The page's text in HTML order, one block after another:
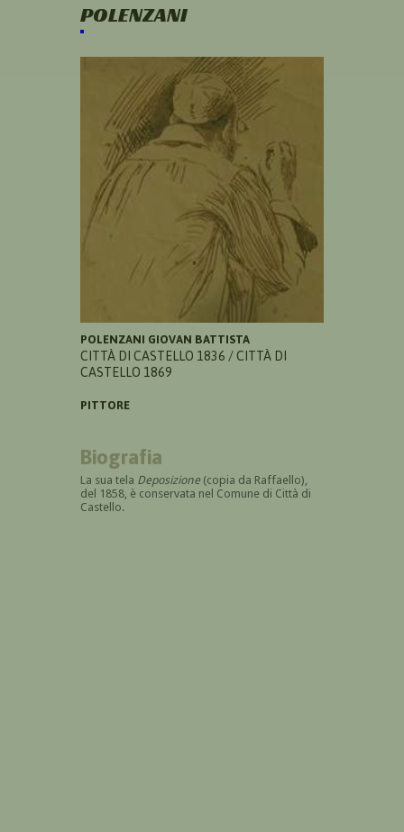
POLENZANI
POLENZANI GIOVAN BATTISTA
CITTÀ DI CASTELLO 1836 / CITTÀ DI
CASTELLO 1869
PITTORE
Biografia
La sua tela Deposizione (copia da Raffaello),
del 1858, è conservata nel Comune di Città di
Castello.